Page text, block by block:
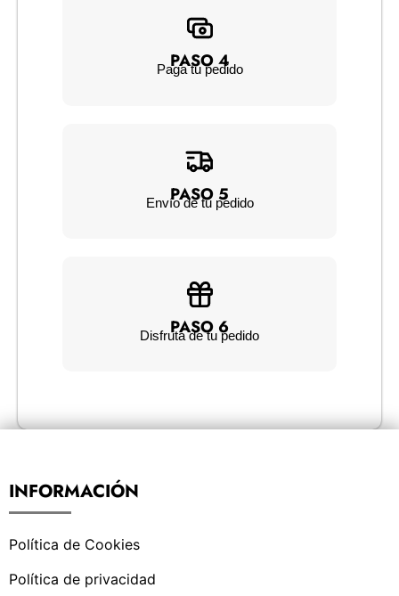
PASO 4
Paga tu pedido
PASO 5
Envío de tu pedido
PASO 6
Disfruta de tu pedido
INFORMACIÓN
Política de Cookies
Política de privacidad